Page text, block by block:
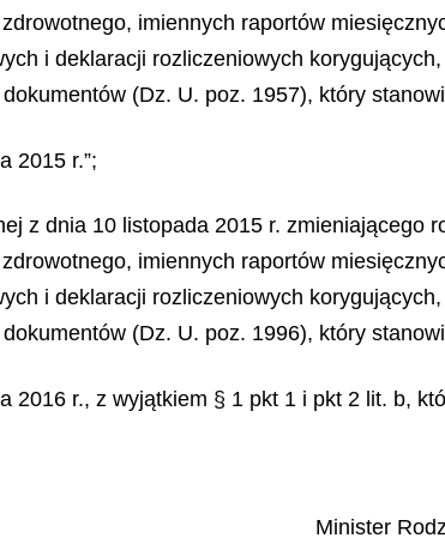
imiennych raportów
i deklaracji rozliczeniowych
(Dz. U. poz. 1957), który
2015 r.”;
z dnia 10 listopada 2015 r. zmieniającego
imiennych raportów
i deklaracji rozliczeniowych
(Dz. U. poz. 1996), który
2016 r., z wyjątkiem § 1 pkt 1 i pkt 2 lit. b,
Minister